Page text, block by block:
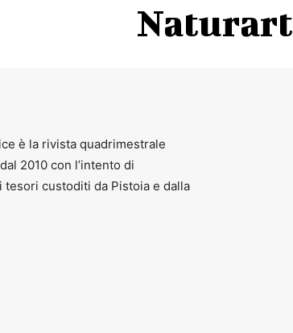
Naturart
è la rivista quadrimestrale
2010 con l’intento di
tesori custoditi da Pistoia e dalla